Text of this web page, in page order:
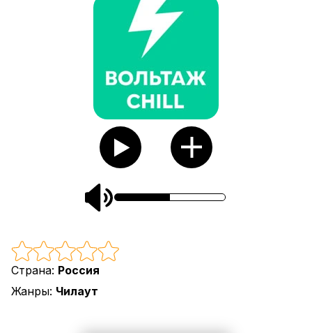
Страна: Россия
Жанры: Чилаут